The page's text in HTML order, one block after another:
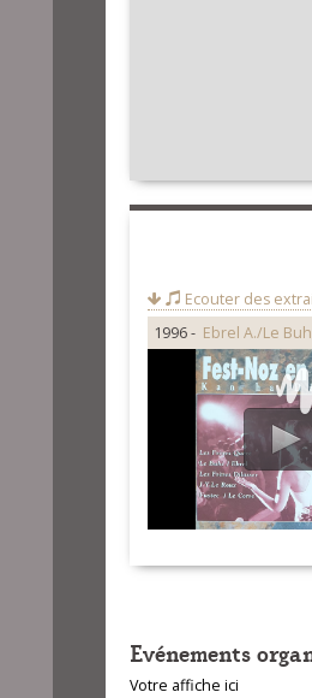
Ecouter des
1996 - Ebrel A./Le
Evénements
Votre affiche ici